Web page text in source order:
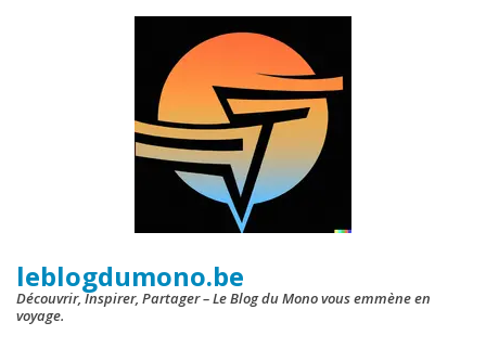
leblogdumono.be
Découvrir, Inspirer, Partager – Le Blog du Mono vous emmène en
voyage.